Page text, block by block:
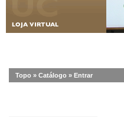
Topo » Catálogo » Entrar